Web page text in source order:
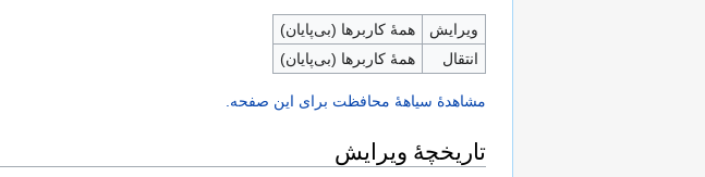
ویرایش
همهٔ کاربرها (بی‌پایان)
انتقال
همهٔ کاربرها (بی‌پایان)
مشاهدۀ سیاهۀ محافظت برای این صفحه.
تاریخچۀ ویرایش